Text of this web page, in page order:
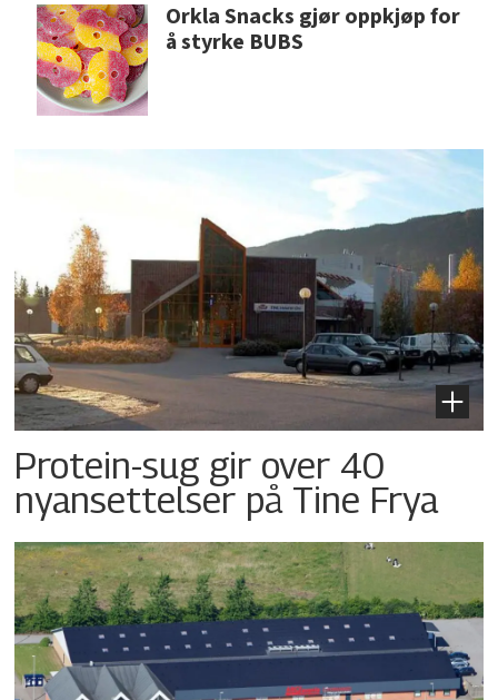
Orkla Snacks gjør oppkjøp for
å styrke BUBS
Protein-sug gir over 40
nyansettelser på Tine Frya